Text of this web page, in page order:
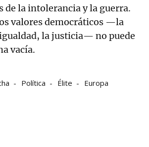
de la intolerancia y la guerra.
valores democráticos —la
la justicia— no puede
vacía.
Política Élite Europa